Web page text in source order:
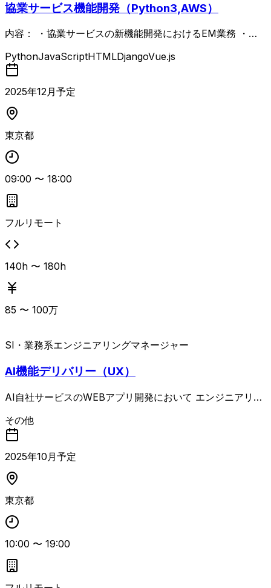
協業サービス機能開発（Python3,AWS）
内容： ・協業サービスの新機能開発におけるEM業務 ・新
善・追加開発マネジメント ・チームメンバーの進捗管理、
要件定義～基本設計の上流工程推進
PythonJavaScriptHTMLDjangoVue.js
2025年12月予定
東京都
09:00 〜 18:00
フルリモート
140h 〜 180h
85 〜 100万
SI・業務系エンジニアリングマネージャー
AI機能デリバリー（UX）
AI自社サービスのWEBアプリ開発において エンジニアリン
ームの機能デリバリーの責任者として、タスク管理、進捗管
理、 アサインメントなどのプロジェクトマネジメントを
適切に行い、 開発チームをリードする ・プロダクト開発
の方向性と実現可能性をプロダクトマネージャーやUXデザ
イナー、 各分野のテックリードと協議検討する ・現場の
機能開発・負債解消・技術投資のバランスを考慮した開発ロ
ードマップを策定し、 その実現をリードする ・開発チー
ムのパフォーマンスを最大化するため、 チームの障害を
取り除きメンバーが開発に集中できる環境を整備する
その他
2025年10 月予定
東京都
10:00 〜 19:00